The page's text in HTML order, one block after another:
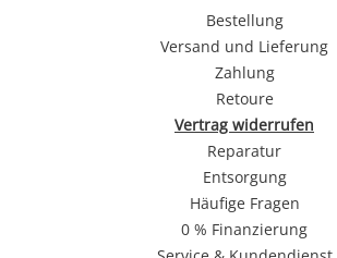
Bestellung
Versand und Lieferung
Zahlung
Retoure
Vertrag widerrufen
Reparatur
Entsorgung
Häufige Fragen
0 % Finanzierung